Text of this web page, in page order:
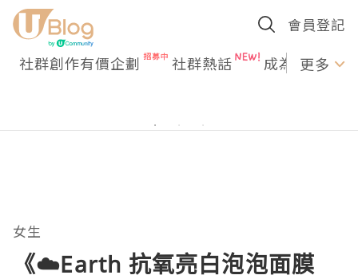
會員登記
社群創作有價企劃 社群熱話 成為U更多
女生
《☁️Earth 抗氧亮白泡泡面膜